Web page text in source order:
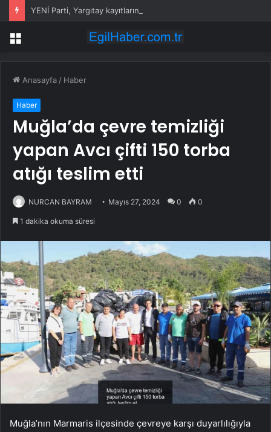
YENİ Parti, Yargıtay kayıtlarına girdi
Menü
Anasayfa / Haber
Haber
Muğla’da çevre temizliği
yapan Avcı çifti 150 torba
atığı teslim etti
NURCAN BAYRAM Mayıs 27, 2024 0 0
1 dakika okuma süresi
Muğla’nın Marmaris ilçesinde çevreye karşı duyarlılığıyla